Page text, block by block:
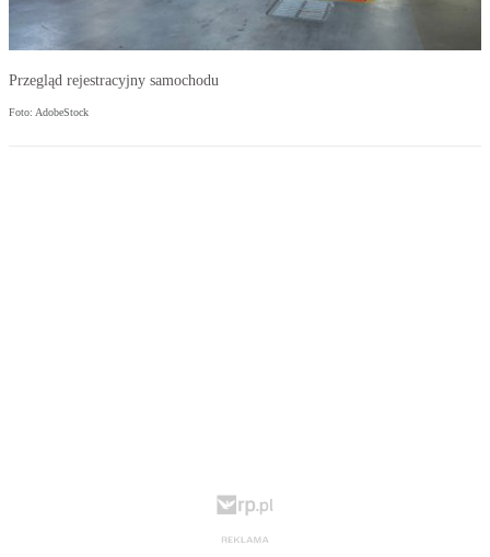
Przegląd rejestracyjny samochodu
Foto: AdobeStock